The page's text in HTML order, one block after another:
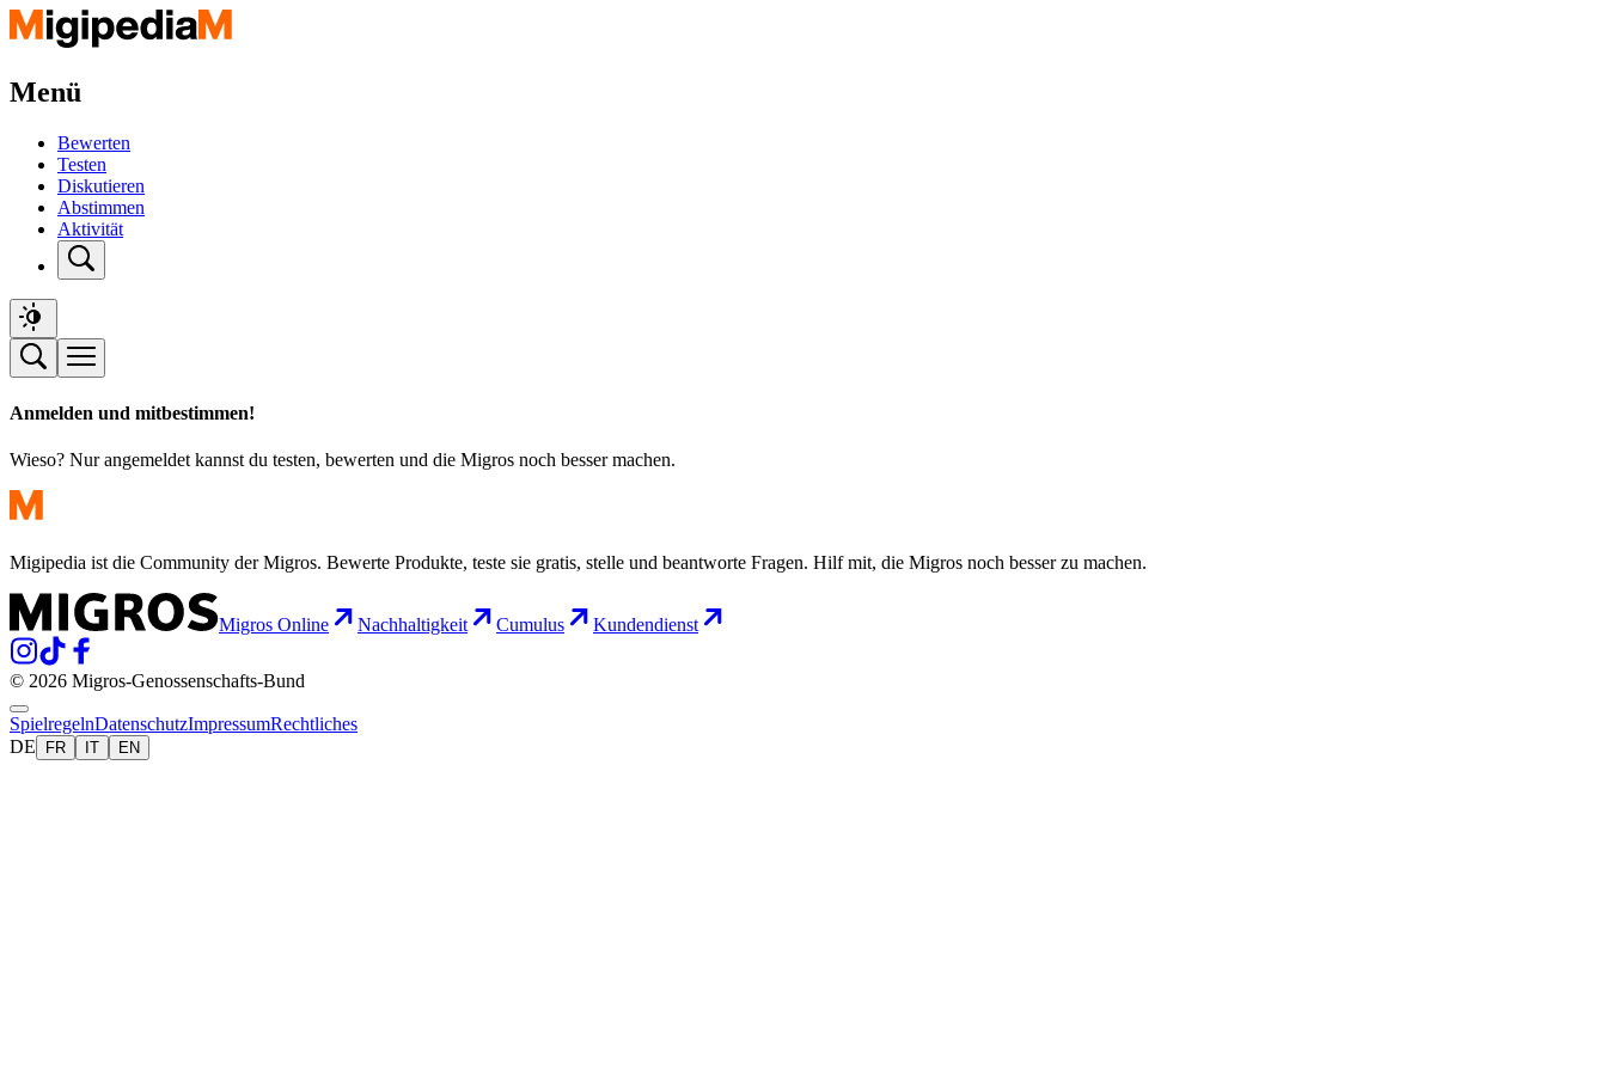
Menü
Bewerten
Testen
Diskutieren
Abstimmen
Aktivität
Anmelden und mitbestimmen!
Wieso? Nur angemeldet kannst du testen, bewerten und die Migros noch besser machen.
Migipedia ist die Community der Migros. Bewerte Produkte, teste sie gratis, stelle und beantworte Fragen. Hilf mit, die Migros noch besser zu machen.
Migros Online Nachhaltigkeit Cumulus Kundendienst
© 2026 Migros-Genossenschafts-Bund
SpielregelnDatenschutzImpressumRechtliches
DE
FR IT EN